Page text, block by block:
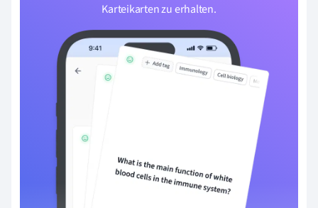
Karteikarten zu erhalten.